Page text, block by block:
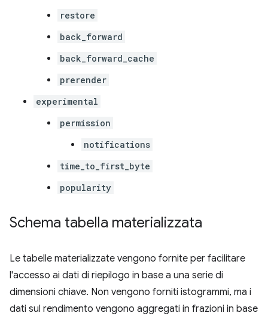
restore
back_forward
back_forward_cache
prerender
experimental
permission
notifications
time_to_first_byte
popularity
Schema tabella materializzata
Le tabelle materializzate vengono fornite per facilitare
l'accesso ai dati di riepilogo in base a una serie di
dimensioni chiave. Non vengono forniti istogrammi, ma i
dati sul rendimento vengono aggregati in frazioni in base